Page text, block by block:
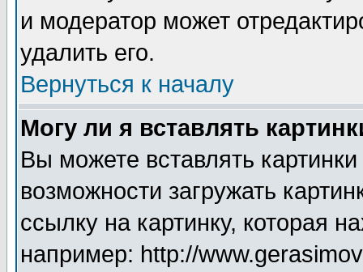
и модератор может
удалить его.
Вернуться к началу
Могу ли я вставлять
Вы можете вставлять
возможности загружать
ссылку на картинку, которая
например: http://